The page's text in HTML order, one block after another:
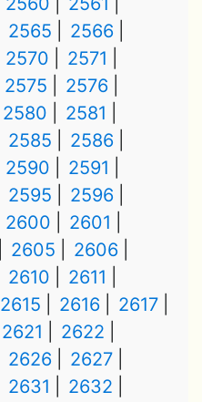
2565
2566
2570
2571
2575
2576
2580
2581
2585
2586
2590
2591
2595
2596
2600
2601
2605
2606
2610
2611
2615 2616
2617
2621
2622
2626
2627
2631
2632